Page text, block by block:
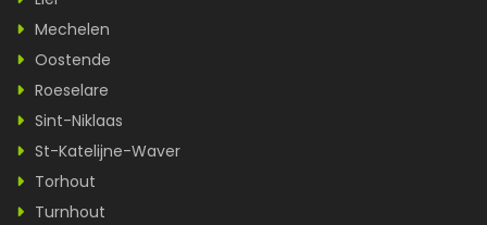
Mechelen
Oostende
Roeselare
Sint-Niklaas
St-Katelijne-Waver
Torhout
Turnhout